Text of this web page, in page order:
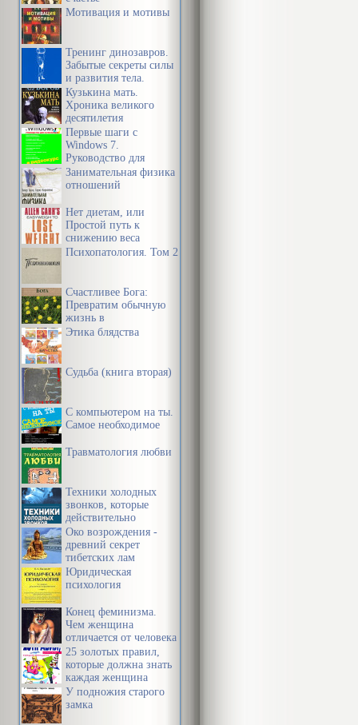
Мотивация и мотивы
Тренинг динозавров.
Забытые секреты силы
и развития тела.
Кузькина мать.
Хроника великого
десятилетия
Первые шаги с
Windows 7.
Руководство для
начинающих
Занимательная физика
отношений
Нет диетам, или
Простой путь к
снижению веса
Психопатология. Том 2
Счастливее Бога:
Превратим обычную
жизнь в
необыкновенное
Этика блядства
Судьба (книга вторая)
С компьютером на ты.
Самое необходимое
Травматология любви
Техники холодных
звонков, которые
действительно
работают
Око возрождения -
древний секрет
тибетских лам
Юридическая
психология
Конец феминизма.
Чем женщина
отличается от человека
25 золотых правил,
которые должна знать
каждая женщина
У подножия старого
замка